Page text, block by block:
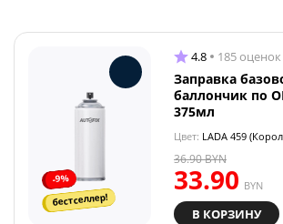
-9%
бестселлер!
4.8 185 оценок
Заправка
баллончик по
375мл
Цвет: LADA 459
33.90 BYN
36.90BYN
В КОРЗИНУ